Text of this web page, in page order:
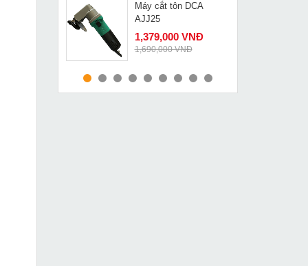
MUA NGAY
MUA NGAY
Máy cắt tôn DCA
AJJ25
1,379,000 VNĐ
1,690,000 VNĐ
Máy hàn Tig Riland giá